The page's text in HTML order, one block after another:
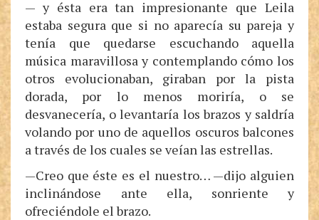
— y ésta era tan impresionante que Leila
estaba segura que si no aparecía su pareja y
tenía que quedarse escuchando aquella
música maravillosa y contemplando cómo los
otros evolucionaban, giraban por la pista
dorada, por lo menos moriría, o se
desvanecería, o levantaría los brazos y saldría
volando por uno de aquellos oscuros balcones
a través de los cuales se veían las estrellas.
—Creo que éste es el nuestro… —dijo alguien
inclinándose ante ella, sonriente y
ofreciéndole el brazo.